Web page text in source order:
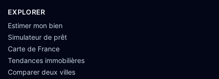
EXPLORER
Estimer mon bien
Simulateur de prêt
Carte de France
Tendances immobilières
Comparer deux villes